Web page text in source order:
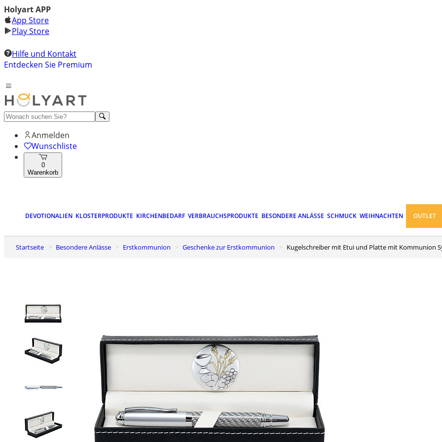
Holyart APP
App Store
Play Store
Hilfe und Kontakt
Entdecken Sie Premium
Anmelden
Wunschliste
0
Warenkorb
DEVOTIONALIEN KLOSTERPRODUKTE KIRCHENBEDARF VERBRAUCHSPRODUKTE BESONDERE ANLÄSSE SCHMUCK WEIHNACHTEN OUTLET
Startseite Besondere Anlässe Erstkommunion Geschenke zur Erstkommunion Kugelschreiber mit Etui und Platte mit Kommunion